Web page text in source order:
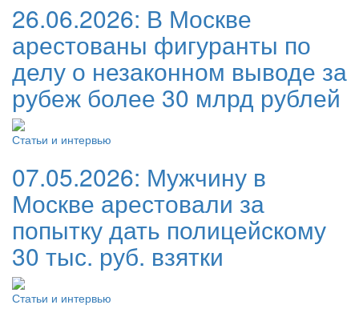
26.06.2026: В Москве
арестованы фигуранты по
делу о незаконном выводе за
рубеж более 30 млрд рублей
Статьи и интервью
07.05.2026: Мужчину в
Москве арестовали за
попытку дать полицейскому
30 тыс. руб. взятки
Статьи и интервью